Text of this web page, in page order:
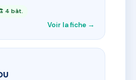
4 bât.
Voir la fiche →